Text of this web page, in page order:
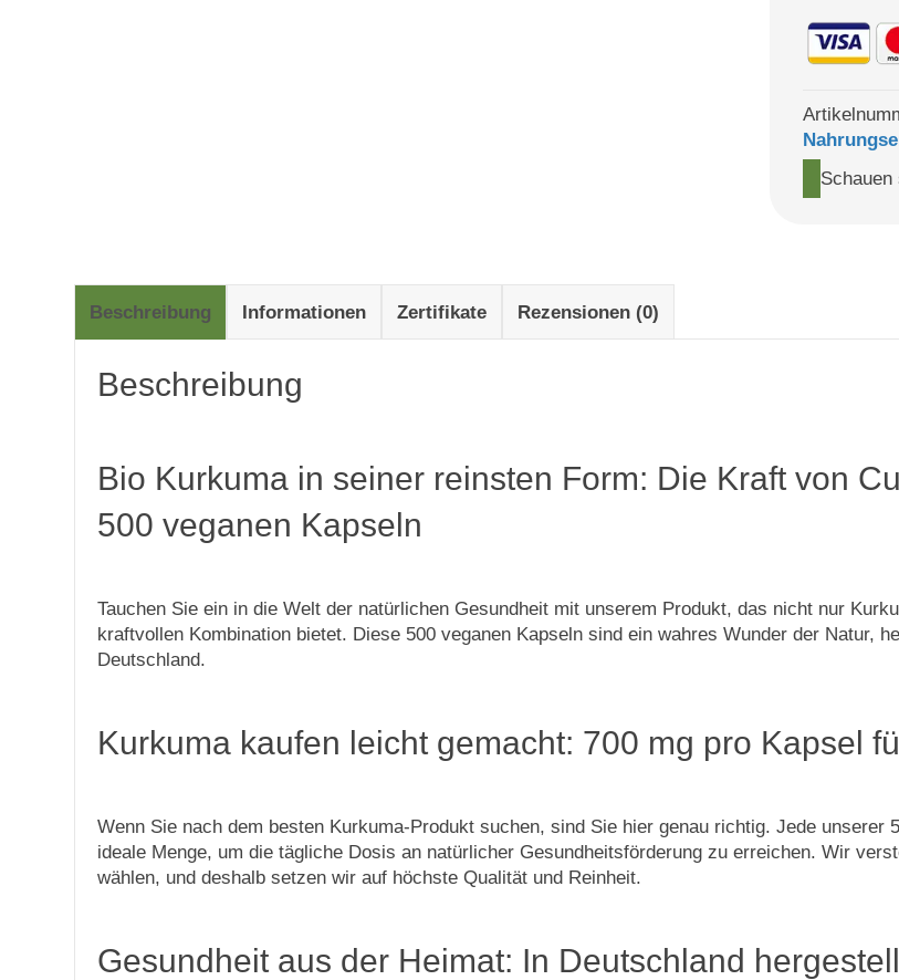
-
Piperin
Menge
Beschreibung Informationen Zertifikate Rezensionen (0)
Beschreibung
Bio Kurkuma in seiner reinsten Form: Die Kraft von
500 veganen Kapseln
Tauchen Sie ein in die Welt der natürlichen Gesundheit mit unserem Produkt, das nicht nur
kraftvollen Kombination bietet. Diese 500 veganen Kapseln sind ein wahres Wunder der Natur,
Deutschland.
Kurkuma kaufen leicht gemacht: 700 mg pro Kapsel
Wenn Sie nach dem besten Kurkuma-Produkt suchen, sind Sie hier genau richtig. Jede unserer
ideale Menge, um die tägliche Dosis an natürlicher Gesundheitsförderung zu erreichen. Wir
wählen, und deshalb setzen wir auf höchste Qualität und Reinheit.
Gesundheit aus der Heimat: In Deutschland